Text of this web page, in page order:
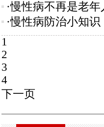
·慢性病不再是老
·慢性病防治小知识
1
2
3
4
下一页